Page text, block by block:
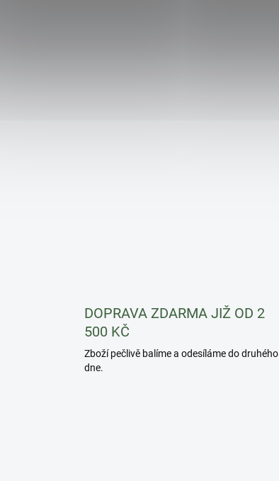
DOPRAVA ZDARMA JIŽ OD 2
500 KČ
Zboží pečlivě balíme a odesíláme do druhého
dne.